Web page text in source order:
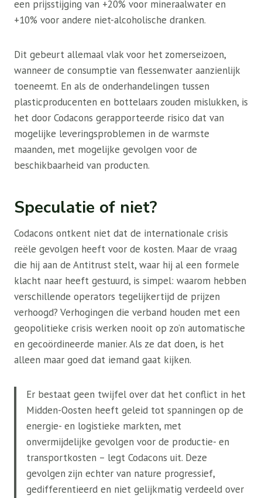
een prijsstijging van +20% voor mineraalwater en
+10% voor andere niet-alcoholische dranken.
Dit gebeurt allemaal vlak voor het zomerseizoen,
wanneer de consumptie van flessenwater aanzienlijk
toeneemt. En als de onderhandelingen tussen
plasticproducenten en bottelaars zouden mislukken, is
het door Codacons gerapporteerde risico dat van
mogelijke leveringsproblemen in de warmste
maanden, met mogelijke gevolgen voor de
beschikbaarheid van producten.
Speculatie of niet?
Codacons ontkent niet dat de internationale crisis
reële gevolgen heeft voor de kosten. Maar de vraag
die hij aan de Antitrust stelt, waar hij al een formele
klacht naar heeft gestuurd, is simpel: waarom hebben
verschillende operators tegelijkertijd de prijzen
verhoogd? Verhogingen die verband houden met een
geopolitieke crisis werken nooit op zo’n automatische
en gecoördineerde manier. Als ze dat doen, is het
alleen maar goed dat iemand gaat kijken.
Er bestaat geen twijfel over dat het conflict in het
Midden-Oosten heeft geleid tot spanningen op de
energie- en logistieke markten, met
onvermijdelijke gevolgen voor de productie- en
transportkosten – legt Codacons uit. Deze
gevolgen zijn echter van nature progressief,
gedifferentieerd en niet gelijkmatig verdeeld over